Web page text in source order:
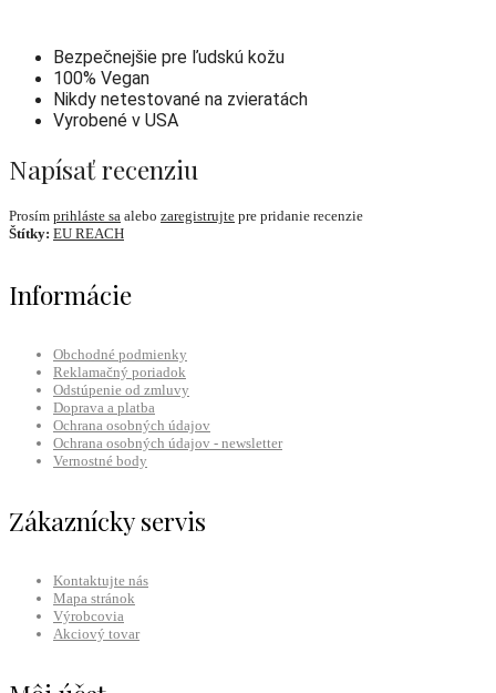
Bezpečnejšie pre ľudskú kožu
100% Vegan
Nikdy netestované na zvieratách
Vyrobené v USA
Napísať recenziu
Prosím prihláste sa alebo zaregistrujte pre pridanie recenzie
Štítky: EU REACH
Informácie
Obchodné podmienky
Reklamačný poriadok
Odstúpenie od zmluvy
Doprava a platba
Ochrana osobných údajov
Ochrana osobných údajov - newsletter
Vernostné body
Zákaznícky servis
Kontaktujte nás
Mapa stránok
Výrobcovia
Akciový tovar